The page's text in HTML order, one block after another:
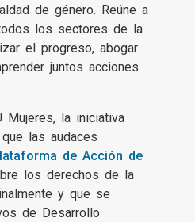
de género. Reúne a
los sectores de la
el progreso, abogar
juntos acciones
Mujeres, la iniciativa
las audaces
de Acción de
los derechos de la
y que se
de Desarrollo